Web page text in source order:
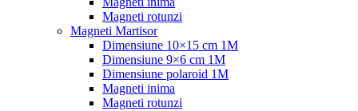
Magneti rotunzi
Magneti Martisor
Dimensiune 10×15 cm 1M
Dimensiune 9×6 cm 1M
Dimensiune polaroid 1M
Magneti inima
Magneti rotunzi